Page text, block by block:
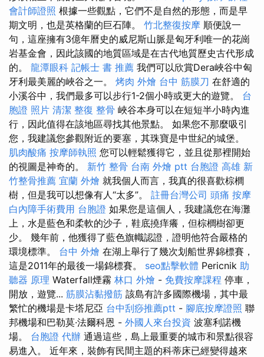
會計師證照 根據一些觀點，它們不是自然的形態，而是早
期文明，也是英格蘭的巨石陣。 竹北整復按摩 順便說一
句，這座擁有3億年曆史的威尼斯山脈是匈牙利唯一的花崗
岩基金會，因此該國的地質區域是在古代地質歷史古代形成
的。 龍潭眼科 記帳士 書 推薦 我們可以欣賞Dera峽谷中匈
牙利最美麗的峽谷之一。 烤肉 外燴 台中 筋膜刀 在舒適的
小溪谷中，我們最多可以步行1-2個小時或更大的遊覽。 台
胞證 照片 清潔 整復 整骨 峽谷本身可以在短短半小時內進
行，因此值得在該地區尋找其他景點。 如果您不那麼吸引
您，我建議您參觀附近的要塞，其珠寶是中世紀的城堡。
肌肉酸痛 按摩師執照 您可以輕鬆獲得它，並且從那裡開始
的視圖是神奇的。 新竹 整骨 台南 外燴 ptt 台胞證 高雄 新
竹整骨推薦 宜蘭 外燴 就我個人而言，我真的很喜歡棕櫚
樹，但是我可以想像有人“太多”。 註冊台灣公司 頭痛 按摩
白內障手術費用 台胞證 如果您是這個人，我建議您在海灘
上，水是藍色和柔軟的沙子，鞋底撓痒癢，但棕櫚樹卻更
少。 幾年前，他獲得了藍色旗幟認證，證明他符合嚴格的
環境標準。 台中 外燴 在湖上舉行了幾次划船世界錦標賽，
這是2011年的最後一場錦標賽。 seo點擊軟體 Pericnik 助
聽器 原理 Waterfall煙霧 林口 外燴 - 免費按摩課程 停車，
開放，遊覽... 筋膜沾黏撥筋 該島有許多國際機場，其中最
繁忙的機場是卡塔尼亞 台中刮痧推薦ptt - 腳底按摩證照 聯
邦機場和巴勒莫·法爾科恩 - 外國人來台投資 波塞利諾機
場。 台胞證 代辦 通過這些，島上最重要的城市和景點很容
易進入。 近年來，裝飾有民間主題的科蒂床已經變得越來